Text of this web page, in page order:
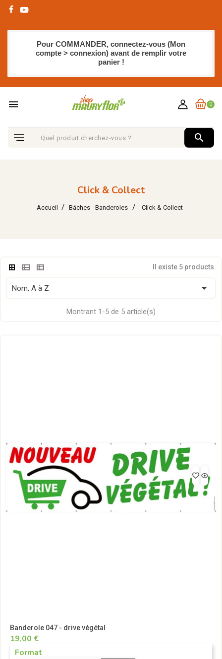
Pour COMMANDER, connectez-vous (Mon
compte > connexion) avant de remplir votre
panier !
menu 0
search
Click & Collect
Accueil Bâches - Banderoles Click & Collect
Il existe 5 products.
Nom, A à Z 
Montrant 1-5 de 5 article(s)
Banderole 047 - drive végétal
19,00 €
Format